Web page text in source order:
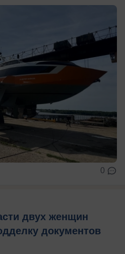
0
двух женщин
документов